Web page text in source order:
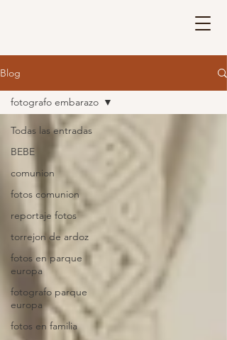
Blog
Todas las entradas
BEBE
comunion
fotos comunion
reportaje fotos
torrejon de ardoz
fotos en parque
europa
fotografo parque
europa
fotos en familia
fotografo embarazo